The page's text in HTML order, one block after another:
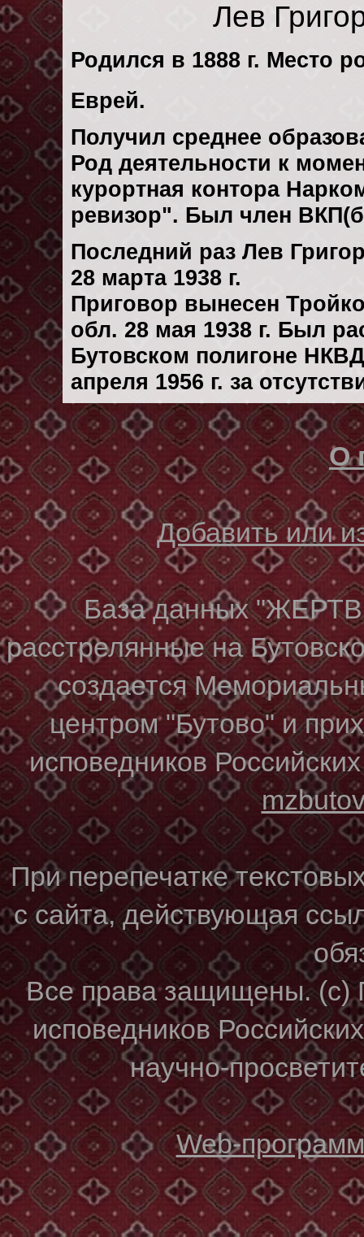
Лев
Родился в 1888 г. Место
Еврей.
Получил среднее
Род деятельности к
курортная контора
ревизор". Был член
Последний раз Лев
28 марта 1938 г.
Приговор вынесен
обл. 28 мая 1938 г. Был
Бутовском полигоне
апреля 1956 г. за
О
Добавить или
База данных
расстрелянные на
создается
центром "Бутово" и
исповедников
При перепечатке
с сайта, действующая
Все права защищены. (с)
исповедников
научно-
Web-